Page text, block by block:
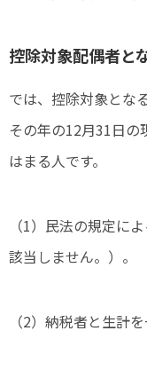
控除対象配偶者と
では、控除対象とな
その年の12月31日の
はまる人です。
（1）民法の規定に
該当しません。）。
（2）納税者と生計